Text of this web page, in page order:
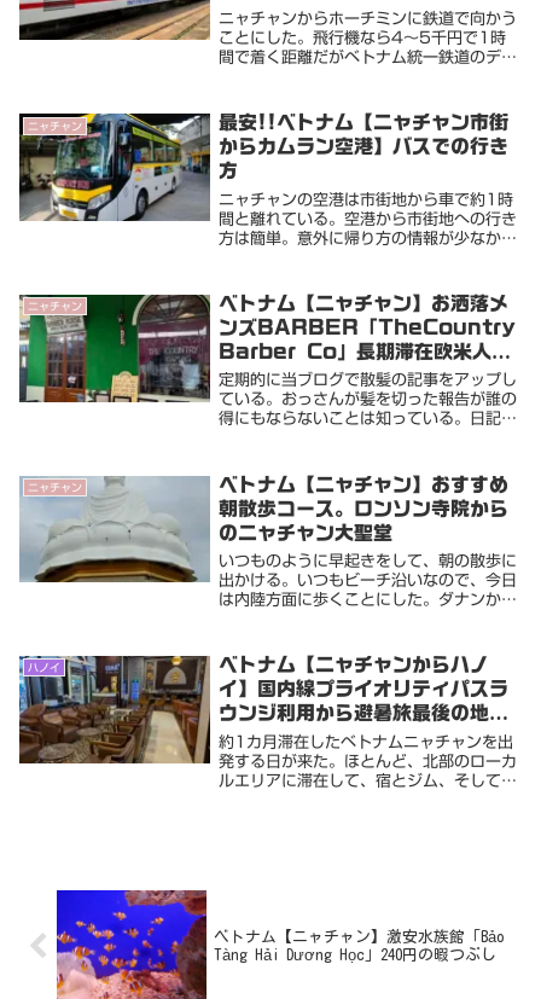
ニャチャンからホーチミンに鉄道で向かう
ことにした。飛行機なら4〜5千円で1時
間で着く距離だがベトナム統一鉄道のディ
こそ贅沢な旅の醍醐味と思っている事前に
ネット予約で...
ニャチャン
最安!!ベトナム【ニャチャン市街
からカムラン空港】バスでの行き
方
ニャチャンの空港は市街地から車で約1時
間と離れている。空港から市街地への行き
方は簡単。意外に帰り方の情報が少なかっ
乗れるらしいんだけど、不定期なのでいつ
来るか分から...
ニャチャン
ベトナム【ニャチャン】お洒落メ
ンズBARBER「TheCountry
Barber Co」長期滞在欧米人に
最高評価
定期的に当ブログで散髪の記事をアップし
ている。おっさんが髪を切った報告が誰の
得にもならないことは知っている。日記的
まり縁のない場所だけど、主にロシア系の
長期滞在者に...
ニャチャン
ベトナム【ニャチャン】おすすめ
朝散歩コース。ロンソン寺院から
のニャチャン大聖堂
いつものように早起きをして、朝の散歩に
出かける。いつもビーチ沿いなので、今日
は内陸方面に歩くことにした。ダナンから
大仏と言えば未だに奈良の大仏を見たこと
がない（もし...
ハノイ
ベトナム【ニャチャンからハノ
イ】国内線プライオリティパスラ
ウンジ利用から避暑旅最後の地ハ
ノイ旧市街へ。
約1カ月滞在したベトナムニャチャンを出
発する日が来た。ほとんど、北部のローカ
ルエリアに滞在して、宿とジム、そして市
ベトナム【ニャチャン】激安水族館「Bảo
Tàng Hải Dương Học」240円の暇つぶし